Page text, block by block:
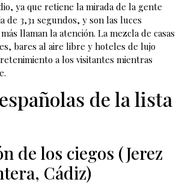
ya que retiene la mirada de la gente
de 3,31 segundos, y son las luces
llaman la atención. La mezcla de casas
bares al aire libre y hoteles de lujo
a los visitantes mientras
de la lista
de los ciegos (Jerez
Cádiz)